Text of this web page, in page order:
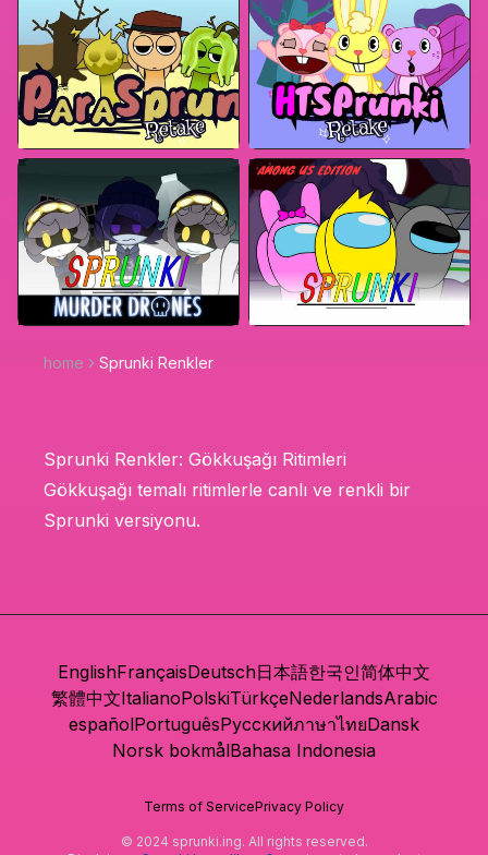
home Sprunki Renkler
Sprunki Renkler: Gökkuşağı Ritimleri
Gökkuşağı temalı ritimlerle canlı ve renkli bir
Sprunki versiyonu.
EnglishFrançaisDeutsch日本語한국인简体中文
繁體中文ItalianoPolskiTürkçeNederlandsArabic
españolPortuguêsРусскийภาษาไทยDansk
Norsk bokmålBahasa Indonesia
Terms of ServicePrivacy Policy
© 2024 sprunki.ing. All rights reserved.